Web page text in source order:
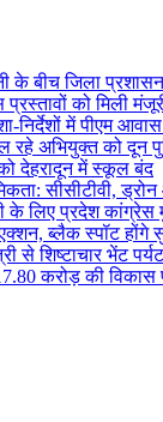
के बीच जिला
को मिली
निर्देशों में पीएम
रहे अभियुक्त को दून
देहरादून में स्कूल बंद
सीसीटीवी,
के लिए प्रदेश
ब्लैक स्पॉट होंगे
से शिष्टाचार भेंट
करोड़ की विकास